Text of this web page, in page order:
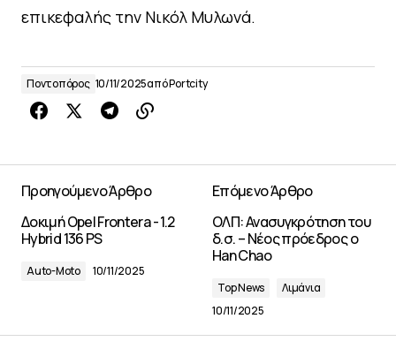
επικεφαλής την Νικόλ Μυλωνά.
Ποντοπόρος 10/11/2025απόPortcity
Προηγούμενο Άρθρο
Δοκιμή Opel Frontera - 1.2
Hybrid 136 PS
Auto-Moto 10/11/2025
Επόμενο Άρθρο
ΟΛΠ: Ανασυγκρότηση του
δ.σ. – Νέος πρόεδρος ο
Han Chao
Top News
Λιμάνια
10/11/2025